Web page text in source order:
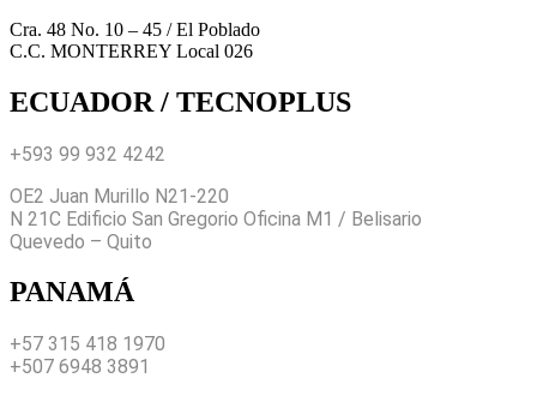
Cra. 48 No. 10 – 45 / El Poblado
C.C. MONTERREY Local 026
ECUADOR / TECNOPLUS
+593 99 932 4242
OE2 Juan Murillo N21-220
N 21C Edificio San Gregorio Oficina M1 / Belisario
Quevedo – Quito
PANAMÁ
+57 315 418 1970
+507 6948 3891